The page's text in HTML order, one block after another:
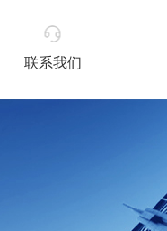
联系我们